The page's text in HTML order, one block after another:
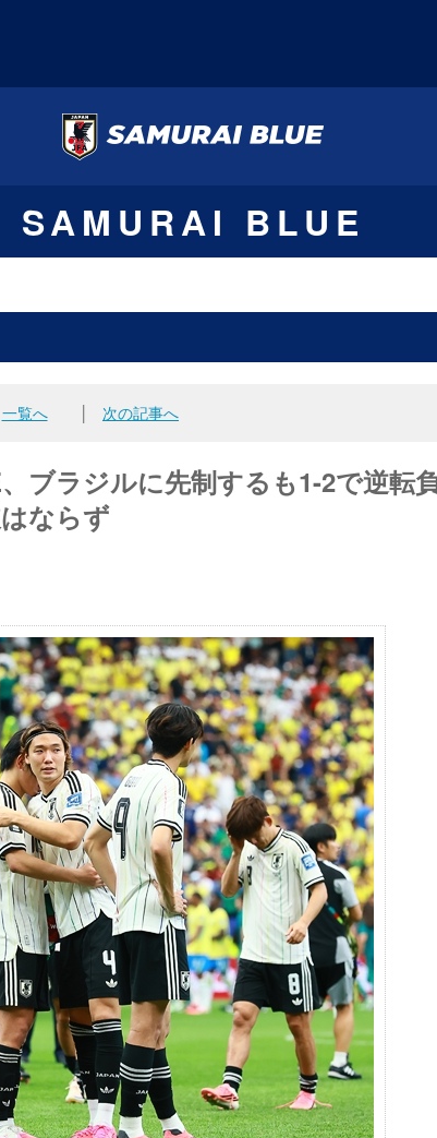
SAMURAI BLUE
一覧へ 次の記事へ
ブラジルに先制するも1-2で逆転
ならず